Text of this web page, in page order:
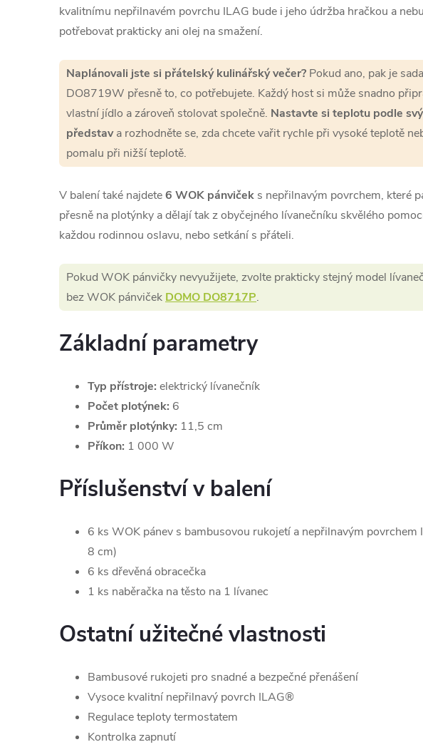
kvalitnímu nepřilnavém povrchu ILAG bude i jeho údržba hračkou a
potřebovat prakticky ani olej na smažení.
Naplánovali jste si přátelský kulinářský večer? Pokud ano, pak je
DO8719W přesně to, co potřebujete. Každý host si může snadno
vlastní jídlo a zároveň stolovat společně. Nastavte si teplotu podle
představa rozhodněte se, zda chcete vařit rychle při vysoké teplotě
pomalu při nižší teplotě.
V balení také najdete6 WOK pánviček s nepřilnavým povrchem, které
přesně na plotýnky a dělají tak z obyčejného lívanečníku skvělého
každou rodinnou oslavu, nebo setkání s přáteli.
Pokud WOK pánvičky nevyužijete, zvolte prakticky stejný model
bez WOK pánviček DOMO DO8717P.
Základní parametry
Typ přístroje: elektrický lívanečník
Počet plotýnek: 6
Průměr plotýnky: 11,5 cm
Příkon: 1 000 W
Příslušenství v balení
6 ks WOK pánev s bambusovou rukojetí a nepřilnavým
8 cm)
6 ks dřevěná obracečka
1 ks naběračka na těsto na 1 lívanec
Ostatní užitečné vlastnosti
Bambusové rukojeti pro snadné a bezpečné přenášení
Vysoce kvalitní nepřilnavý povrch ILAG®
Regulace teploty termostatem
Kontrolka zapnutí